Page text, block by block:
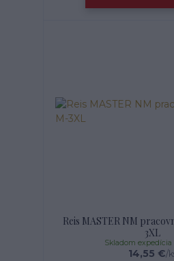
Reis MASTER NM
3XL
14,55 €/
Skladom expedícia